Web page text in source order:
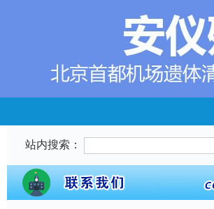
站内搜索：